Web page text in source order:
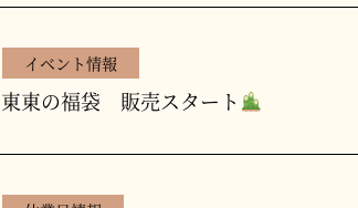
イベント情報
東の福袋 販売スタート